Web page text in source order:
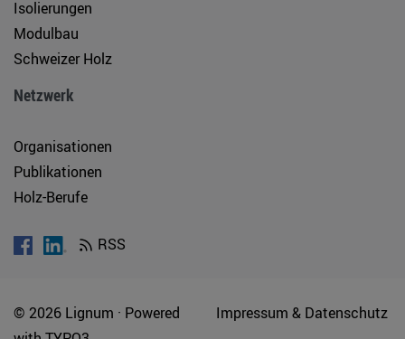
Isolierungen
Modulbau
Schweizer Holz
Netzwerk
Organisationen
Publikationen
Holz-Berufe
RSS
© 2026 Lignum · Powered
Impressum & Datenschutz